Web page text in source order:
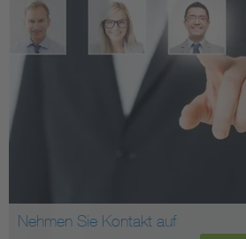
Nehmen Sie Kontakt auf